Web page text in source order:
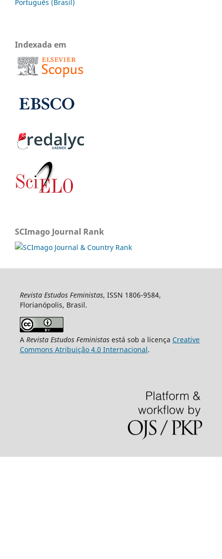
Português (Brasil)
Indexada em
SCImago Journal Rank
Revista Estudos Feministas, ISSN 1806-9584,
Florianópolis, Brasil.
A Revista Estudos Feministasestá sob a licença Creative
Commons Atribuição 4.0 Internacional.